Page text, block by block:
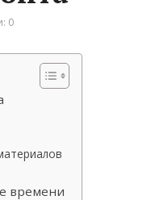
0
времени